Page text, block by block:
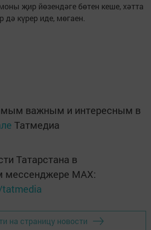
җир йөзендәге бөтен кеше, хәтта
дә күрер иде, мөгаен.
важным и интересным в
Татмедиа
Татарстана в
мессенджере MАХ:
на страницу новости